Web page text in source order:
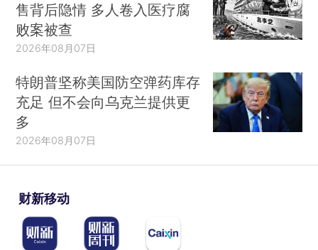
售背后隐情 多人卷入医疗腐
败案被查
2026年08月07日
特朗普坚称美国防空弹药库存
充足 但不会向乌克兰提供更
多
2026年08月07日
财新移动